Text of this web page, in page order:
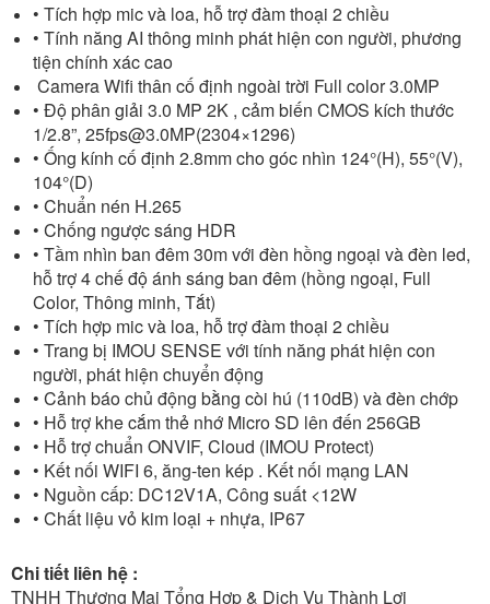
• Tích hợp mic và loa, hỗ trợ đàm thoại 2 chiều
• Tính năng AI thông minh phát hiện con người, phương
tiện chính xác cao
Camera Wifi thân cố định ngoài trời Full color 3.0MP
• Độ phân giải 3.0 MP 2K , cảm biến CMOS kích thước
1/2.8”, 25fps@3.0MP(2304×1296)
• Ống kính cố định 2.8mm cho góc nhìn 124°(H), 55°(V),
104°(D)
• Chuẩn nén H.265
• Chống ngược sáng HDR
• Tầm nhìn ban đêm 30m với đèn hồng ngoại và đèn led,
hỗ trợ 4 chế độ ánh sáng ban đêm (hồng ngoại, Full
Color, Thông minh, Tắt)
• Tích hợp mic và loa, hỗ trợ đàm thoại 2 chiều
• Trang bị IMOU SENSE với tính năng phát hiện con
người, phát hiện chuyển động
• Cảnh báo chủ động bằng còi hú (110dB) và đèn chớp
• Hỗ trợ khe cắm thẻ nhớ Micro SD lên đến 256GB
• Hỗ trợ chuẩn ONVIF, Cloud (IMOU Protect)
• Kết nối WIFI 6, ăng-ten kép . Kết nối mạng LAN
• Nguồn cấp: DC12V1A, Công suất <12W
• Chất liệu vỏ kim loại + nhựa, IP67
Chi tiết liên hệ :
TNHH Thương Mại Tổng Hợp & Dịch Vụ Thành Lợi